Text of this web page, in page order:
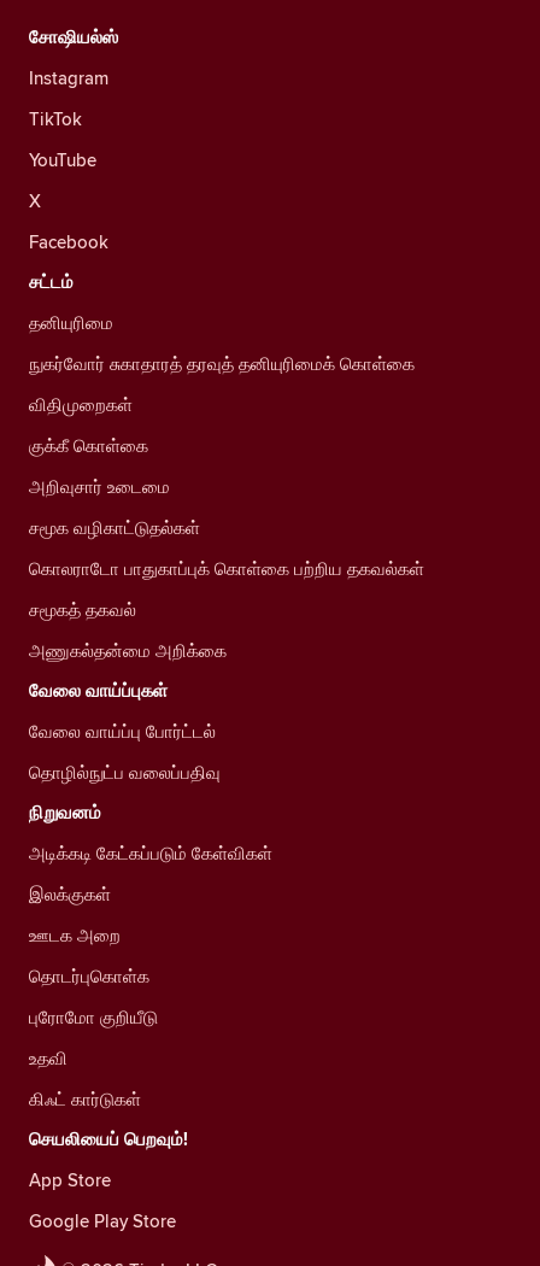
சோஷியல்ஸ்
Instagram
TikTok
YouTube
X
Facebook
சட்டம்
தனியுரிமை
நுகர்வோர் சுகாதாரத் தரவுத் தனியுரிமைக் கொள்கை
விதிமுறைகள்
குக்கீ கொள்கை
அறிவுசார் உடைமை
சமூக வழிகாட்டுதல்கள்
கொலராடோ பாதுகாப்புக் கொள்கை பற்றிய தகவல்கள்
சமூகத் தகவல்
அணுகல்தன்மை அறிக்கை
வேலை வாய்ப்புகள்
வேலை வாய்ப்பு போர்ட்டல்
தொழில்நுட்ப வலைப்பதிவு
நிறுவனம்
அடிக்கடி கேட்கப்படும் கேள்விகள்
இலக்குகள்
ஊடக அறை
தொடர்புகொள்க
புரோமோ குறியீடு
உதவி
கிஃட் கார்டுகள்
செயலியைப் பெறவும்!
App Store
Google Play Store